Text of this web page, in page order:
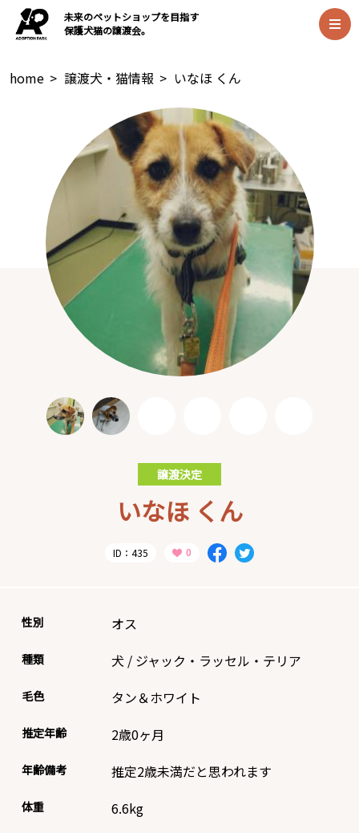
未来のペットショップを目指す
保護犬猫の譲渡会。
home > 譲渡犬・猫情報 > いなほ くん
譲渡決定
いなほ くん
ID：435
性別 オス
種類 犬 / ジャック・ラッセル・テリア
毛色 タン＆ホワイト
推定年齢 2歳0ヶ月
年齢備考 推定2歳未満だと思われます
体重 6.6kg